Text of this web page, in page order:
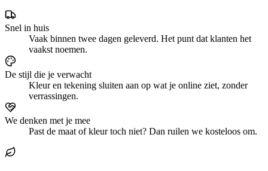
Snel in huis
Vaak binnen twee dagen geleverd. Het punt dat klanten het
vaakst noemen.
De stijl die je verwacht
Kleur en tekening sluiten aan op wat je online ziet, zonder
verrassingen.
We denken met je mee
Past de maat of kleur toch niet? Dan ruilen we kosteloos om.